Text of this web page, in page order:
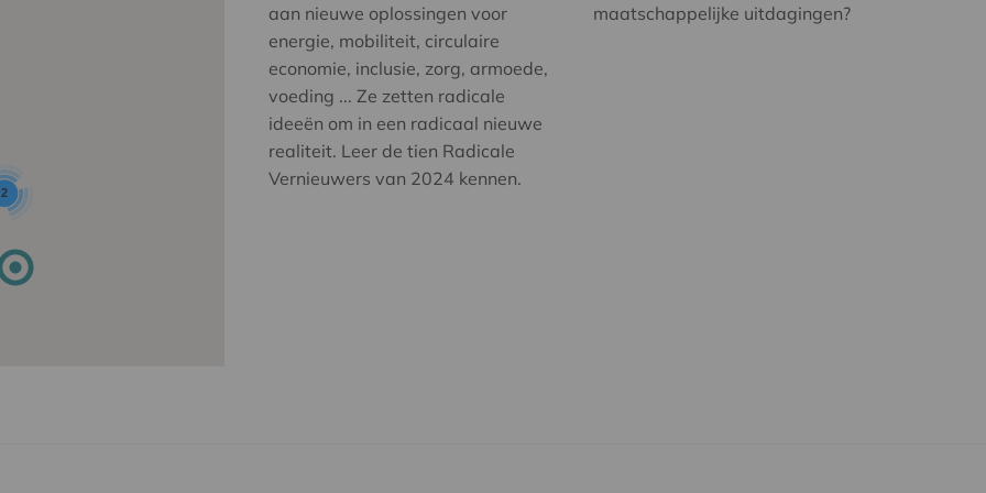
2
aan nieuwe oplossingen voor
energie, mobiliteit, circulaire
economie, inclusie, zorg, armoede,
voeding ... Ze zetten radicale
ideeën om in een radicaal nieuwe
realiteit. Leer de tien Radicale
Vernieuwers van 2024 kennen.
maatschappelijke uitdagingen?